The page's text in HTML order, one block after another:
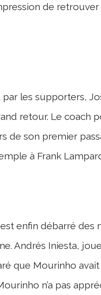
de
les supporters,
retour. Le coach
de son premier
à Frank
enfin débarré des
Andrés Iniesta,
que Mourinho
n’a pas